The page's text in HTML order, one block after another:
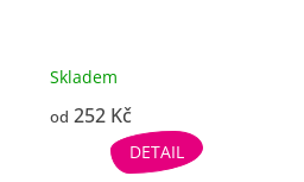
Skladem
od 252 Kč
DETAIL